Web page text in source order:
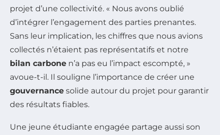
projet d’une collectivité. « Nous avons oublié
d’intégrer l’engagement des parties prenantes.
Sans leur implication, les chiffres que nous avions
collectés n’étaient pas représentatifs et notre
bilan carbone n’a pas eu l’impact escompté, »
avoue-t-il. Il souligne l’importance de créer une
gouvernance solide autour du projet pour garantir
des résultats fiables.
Une jeune étudiante engagée partage aussi son